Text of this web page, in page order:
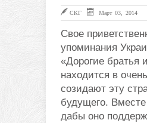
СКГ Март 03, 2014
Свое
упоминания
«Дорогие братья
находится в
созидают эту
будущего.
дабы оно